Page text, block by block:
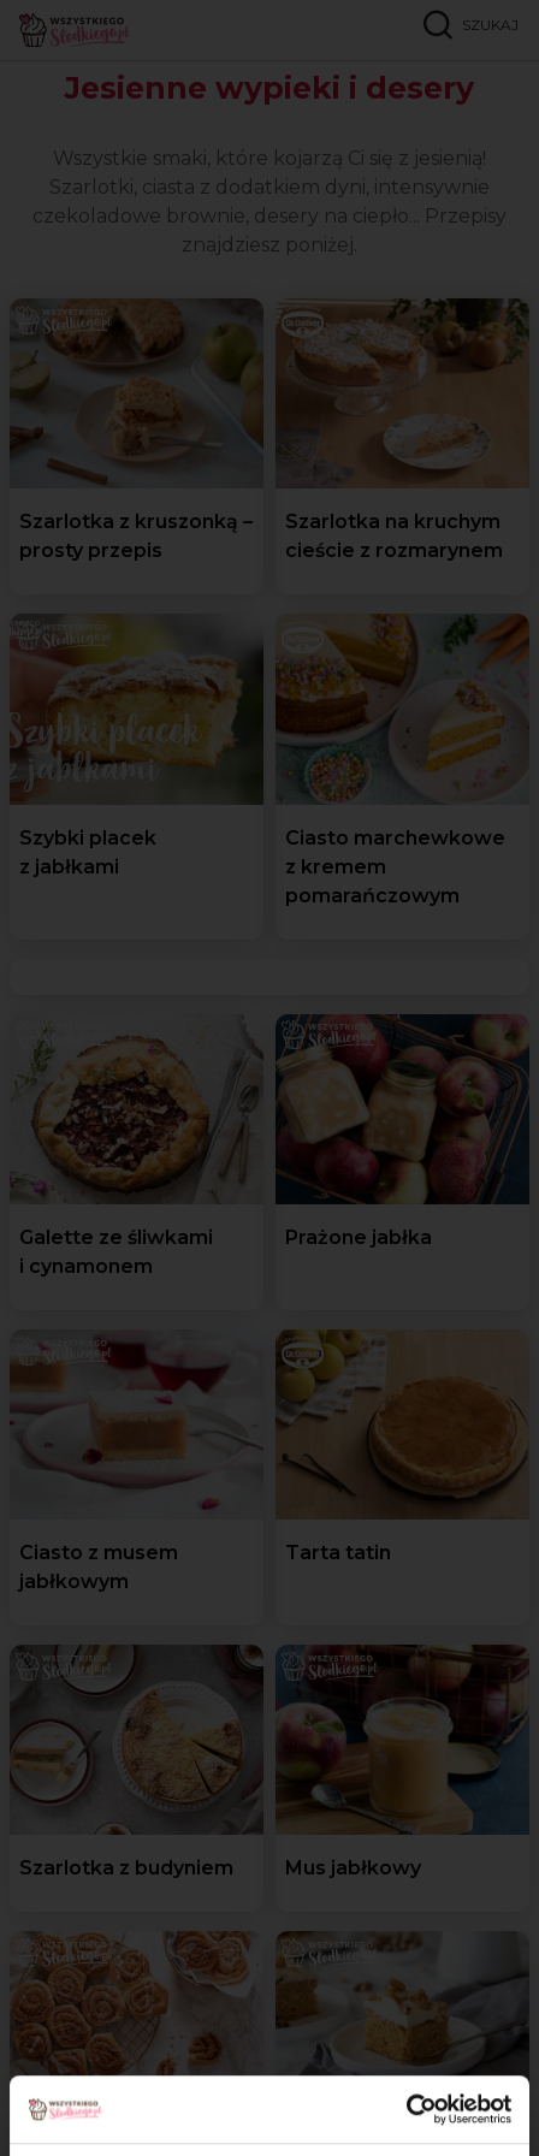
SZUKAJ
Strona główna
Jesienne wypieki i desery
Wszystkie smaki, które kojarzą Ci się z jesienią!
Szarlotki, ciasta z dodatkiem dyni, intensywnie
czekoladowe brownie, desery na ciepło... Przepisy
znajdziesz poniżej.
Szarlotka z kruszonką –
prosty przepis
Szarlotka na kruchym
cieście z rozmarynem
Szybki placek
z jabłkami
Ciasto marchewkowe
z kremem
pomarańczowym
Galette ze śliwkami
i cynamonem
Prażone jabłka
Ciasto z musem
jabłkowym
Tarta tatin
Szarlotka z budyniem Mus jabłkowy